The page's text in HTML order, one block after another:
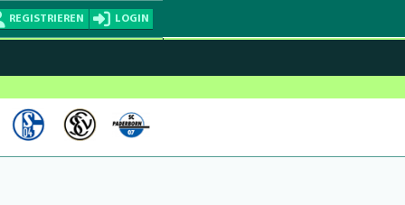
REGISTRIEREN LOGIN